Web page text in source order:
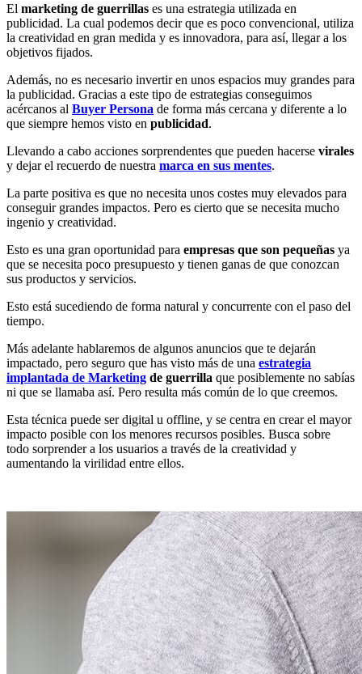
El marketing de guerrillas es una estrategia utilizada en
publicidad. La cual podemos decir que es poco convencional, utiliza
la creatividad en gran medida y es innovadora, para así, llegar a los
objetivos fijados.
Además, no es necesario invertir en unos espacios muy grandes para
la publicidad. Gracias a este tipo de estrategias conseguimos
acércanos al Buyer Persona de forma más cercana y diferente a lo
que siempre hemos visto en publicidad.
Llevando a cabo acciones sorprendentes que pueden hacerse virales
y dejar el recuerdo de nuestra marca en sus mentes.
La parte positiva es que no necesita unos costes muy elevados para
conseguir grandes impactos. Pero es cierto que se necesita mucho
ingenio y creatividad.
Esto es una gran oportunidad para empresas que son pequeñas ya
que se necesita poco presupuesto y tienen ganas de que conozcan
sus productos y servicios.
Esto está sucediendo de forma natural y concurrente con el paso del
tiempo.
Más adelante hablaremos de algunos anuncios que te dejarán
impactado, pero seguro que has visto más de una estrategia
implantada de Marketing de guerrilla que posiblemente no sabías
ni que se llamaba así. Pero resulta más común de lo que creemos.
Esta técnica puede ser digital u offline, y se centra en crear el mayor
impacto posible con los menores recursos posibles. Busca sobre
todo sorprender a los usuarios a través de la creatividad y
aumentando la virilidad entre ellos.